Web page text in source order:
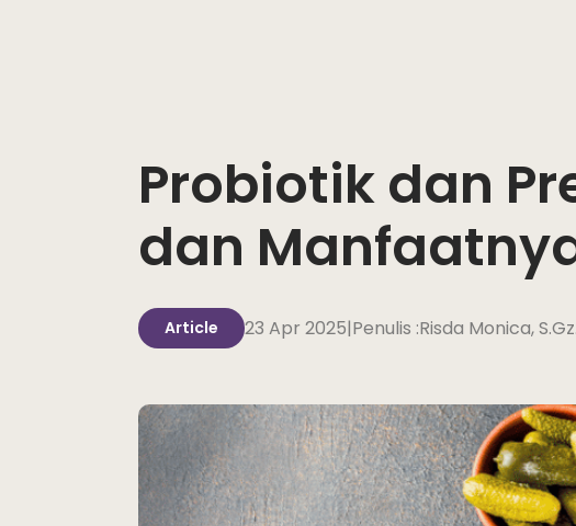
Probiotik dan
dan
Article 23 Apr 2025|Penulis :Risda Monica,